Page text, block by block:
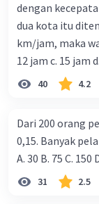
dengan
dua kota itu
km/jam, maka waktu
12
40 4.2
Dari 200 orang
0,15. Banyak
A. 30 B. 75 C. 150
31 2.5